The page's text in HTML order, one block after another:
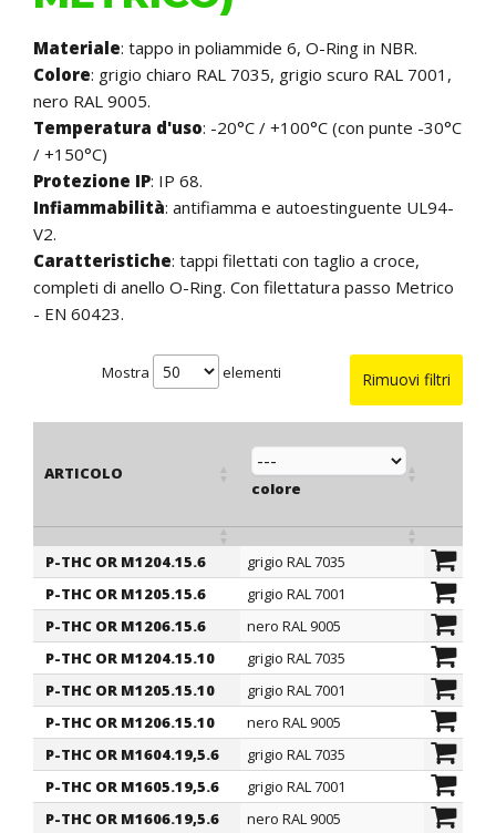
Materiale: tappo in poliammide 6, O-Ring in NBR.
Colore: grigio chiaro RAL 7035, grigio scuro RAL 7001,
nero RAL 9005.
Temperatura d'uso: -20°C / +100°C (con punte -30°C
/ +150°C)
Protezione IP: IP 68.
Infiammabilità: antifiamma e autoestinguente UL94-
V2.
Caratteristiche: tappi filettati con taglio a croce,
completi di anello O-Ring. Con filettatura passo Metrico
- EN 60423.
Rimuovi filtri
Mostra elementi
ARTICOLO
colore
ARTICOLO
colore filetto
P-THC OR M1204.15.6 grigio RAL 7035
Metrico
P-THC OR M1205.15.6
grigio RAL 7001
Metrico
P-THC OR M1206.15.6
nero RAL 9005
Metrico
P-THC OR M1204.15.10
grigio RAL 7035
Metrico
P-THC OR M1205.15.10
grigio RAL 7001
Metrico
P-THC OR M1206.15.10
nero RAL 9005
Metrico
P-THC OR M1604.19,5.6
grigio RAL 7035
Metrico
P-THC OR M1605.19,5.6
grigio RAL 7001
Metrico
P-THC OR M1606.19,5.6
nero RAL 9005 Metrico